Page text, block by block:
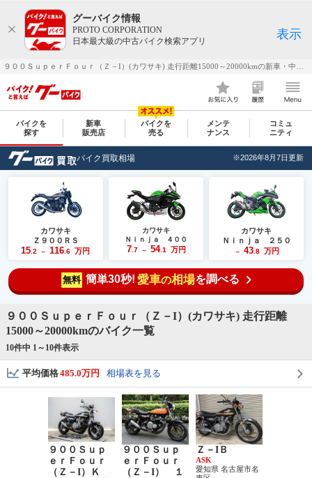
グーバイク情報
PROTO CORPORATION
日本最大級の中古バイク検索アプリ
表示
バイクを
探す
新車
販売店
バイクを
売る
メンテ
ナンス
コミュ
ニティ
バイク買取相場 ※2026年8月7日更新
カワサキ
Ｚ９００ＲＳ
15 .2 ～ 116 .6 万円
カワサキ
Ｎｉｎｊａ ４００
7.7 ～ 54.1 万円
カワサキ
Ｎｉｎｊａ ２５０
～ 43.8 万円
無料 簡単30秒! 愛車の相場を調べる
９００ＳｕｐｅｒＦｏｕｒ（Ｚ－I）(カワサキ) 走行距離
15000～20000kmのバイク一覧
10件中 1～ 10件表示
平均価格485.0万円 相場表を見る
９００Ｓｕｐ
ｅｒＦｏｕｒ
（Ｚ－I）Ｋ
９００Ｓｕｐ
ｅｒＦｏｕｒ
（Ｚ－I） １
Ｚ－IＢ
ASK
愛知県 名古屋市名